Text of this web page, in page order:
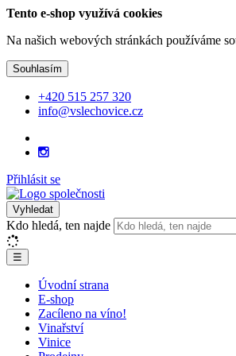
Tento e-shop využívá cookies
Na našich webových stránkách používáme
Souhlasím
+420 515 257 320
info@vslechovice.cz
Přihlásit se
Vyhledat
Kdo hledá, ten najde
☰
Úvodní strana
E-shop
Zacíleno na víno!
Vinařství
Vinice